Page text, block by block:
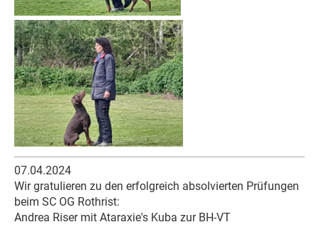
07.04.2024
Wir gratulieren zu den erfolgreich absolvierten Prüfungen
beim SC OG Rothrist:
Andrea Riser mit Ataraxie's Kuba zur BH-VT